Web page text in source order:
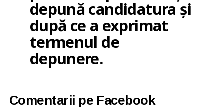
depună candidatura și
după ce a exprimat
termenul de
depunere.
Comentarii pe Facebook